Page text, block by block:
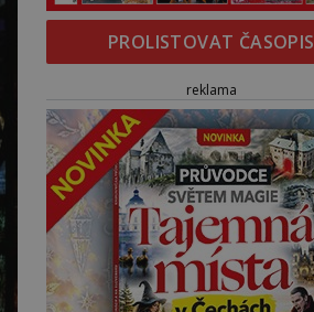
PROLISTOVAT ČASOPIS
reklama